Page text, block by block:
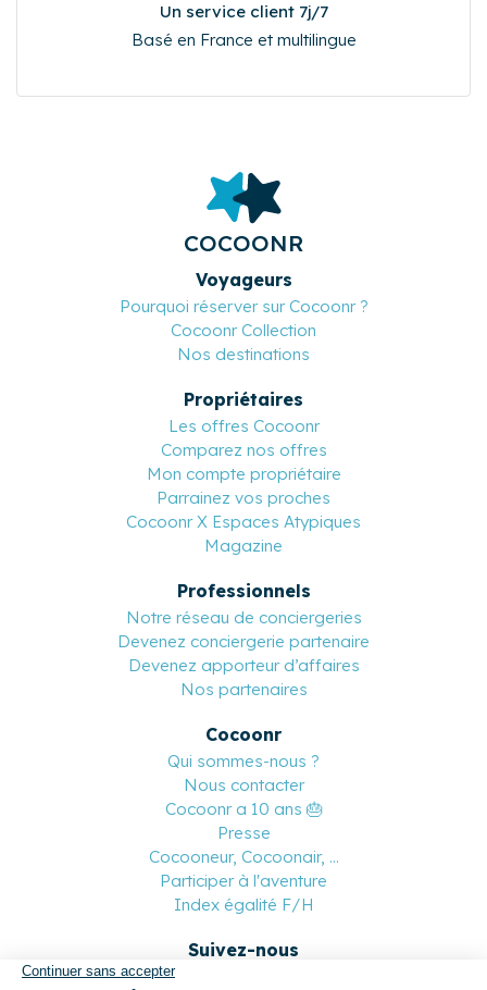
Un service client 7j/7
Basé en France et multilingue
COCOONR
Voyageurs
Pourquoi réserver sur Cocoonr ?
Cocoonr Collection
Nos destinations
Propriétaires
Les offres Cocoonr
Comparez nos offres
Mon compte propriétaire
Parrainez vos proches
Cocoonr X Espaces Atypiques
Magazine
Professionnels
Notre réseau de conciergeries
Devenez conciergerie partenaire
Devenez apporteur d’affaires
Nos partenaires
Cocoonr
Qui sommes-nous ?
Nous contacter
Cocoonr a 10 ans 🎂
Presse
Cocooneur, Cocoonair, ...
Participer à l'aventure
Index égalité F/H
Suivez-nous